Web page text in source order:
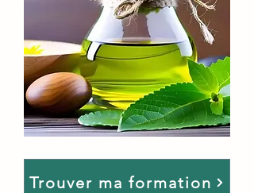
Trouver ma formation